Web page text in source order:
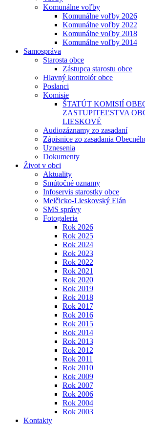
Komunálne voľby
Komunálne voľby 2026
Komunálne voľby 2022
Komunálne voľby 2018
Komunálne voľby 2014
Samospráva
Starosta obce
Zástupca starostu obce
Hlavný kontrolór obce
Poslanci
Komisie
ŠTATÚT KOMISIÍ
ZASTUPITEĽSTVA
LIESKOVÉ
Audiozáznamy zo zasadaní
Zápisnice zo zasadania
Uznesenia
Dokumenty
Život v obci
Aktuality
Smútočné oznamy
Infoservis starostky obce
Melčicko-Lieskovský Elán
SMS správy
Fotogaleria
Rok 2026
Rok 2025
Rok 2024
Rok 2023
Rok 2022
Rok 2021
Rok 2020
Rok 2019
Rok 2018
Rok 2017
Rok 2016
Rok 2015
Rok 2014
Rok 2013
Rok 2012
Rok 2011
Rok 2010
Rok 2009
Rok 2007
Rok 2006
Rok 2004
Rok 2003
Kontakty